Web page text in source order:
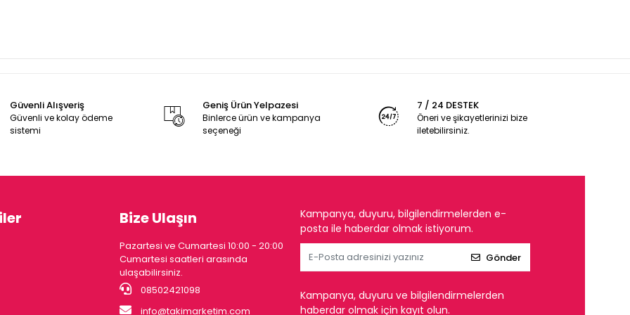
Güvenli Alışveriş
Güvenli ve kolay ödeme
sistemi
Geniş Ürün Yelpazesi
Binlerce ürün ve kampanya
seçeneği
7 / 24 DESTEK
Öneri ve şikayetlerinizi bize
iletebilirsiniz.
Bize Ulaşın
Pazartesi ve Cumartesi 10:00 - 20:00
Cumartesi saatleri arasında
ulaşabilirsiniz.
08502421098
info@takimarketim.com
Kampanya, duyuru, bilgilendirmelerden e-
posta ile haberdar olmak istiyorum.
Gönder
Kampanya, duyuru ve bilgilendirmelerden
haberdar olmak için kayıt olun.